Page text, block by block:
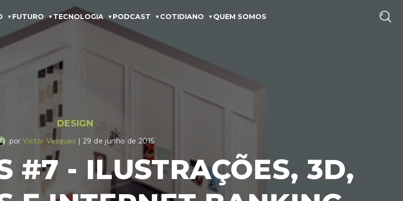
FUTURO TECNOLOGIA PODCAST COTIDIANO QUEM SOMOS
DESIGN
porVictor Vasques | 29 de junho de 2015
#7 - ILUSTRAÇÕES, 3D,